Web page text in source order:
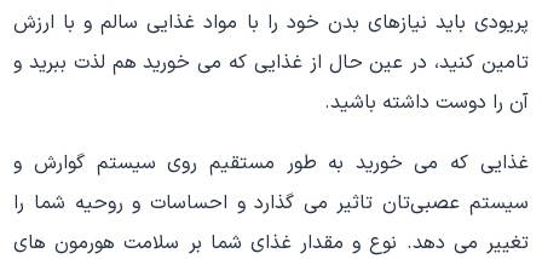
پریودی باید نیازهای بدن خود را با مواد غذایی سالم و با ارزش
تامین کنید، در عین حال از غذایی که می خورید هم لذت ببرید و
آن را دوست داشته باشید.
غذایی که می خورید به طور مستقیم روی سیستم گوارش و
سیستم عصبی‌تان تاثیر می گذارد و احساسات و روحیه شما را
تغییر می دهد. نوع و مقدار غذای شما بر سلامت هورمون های